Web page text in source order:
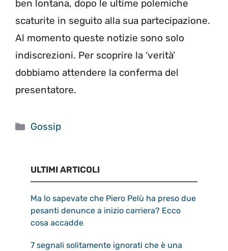
ben lontana, dopo le ultime polemiche
scaturite in seguito alla sua partecipazione.
Al momento queste notizie sono solo
indiscrezioni. Per scoprire la ‘verità’
dobbiamo attendere la conferma del
presentatore.
Categorie
Gossip
ULTIMI ARTICOLI
Ma lo sapevate che Piero Pelù ha preso due
pesanti denunce a inizio carriera? Ecco
cosa accadde
7 segnali solitamente ignorati che è una